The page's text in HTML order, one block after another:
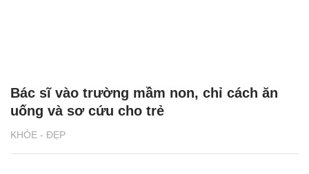
KHỎE - ĐẸP
Bác sĩ vào trường mầm non, chỉ cách ăn
uống và sơ cứu cho trẻ